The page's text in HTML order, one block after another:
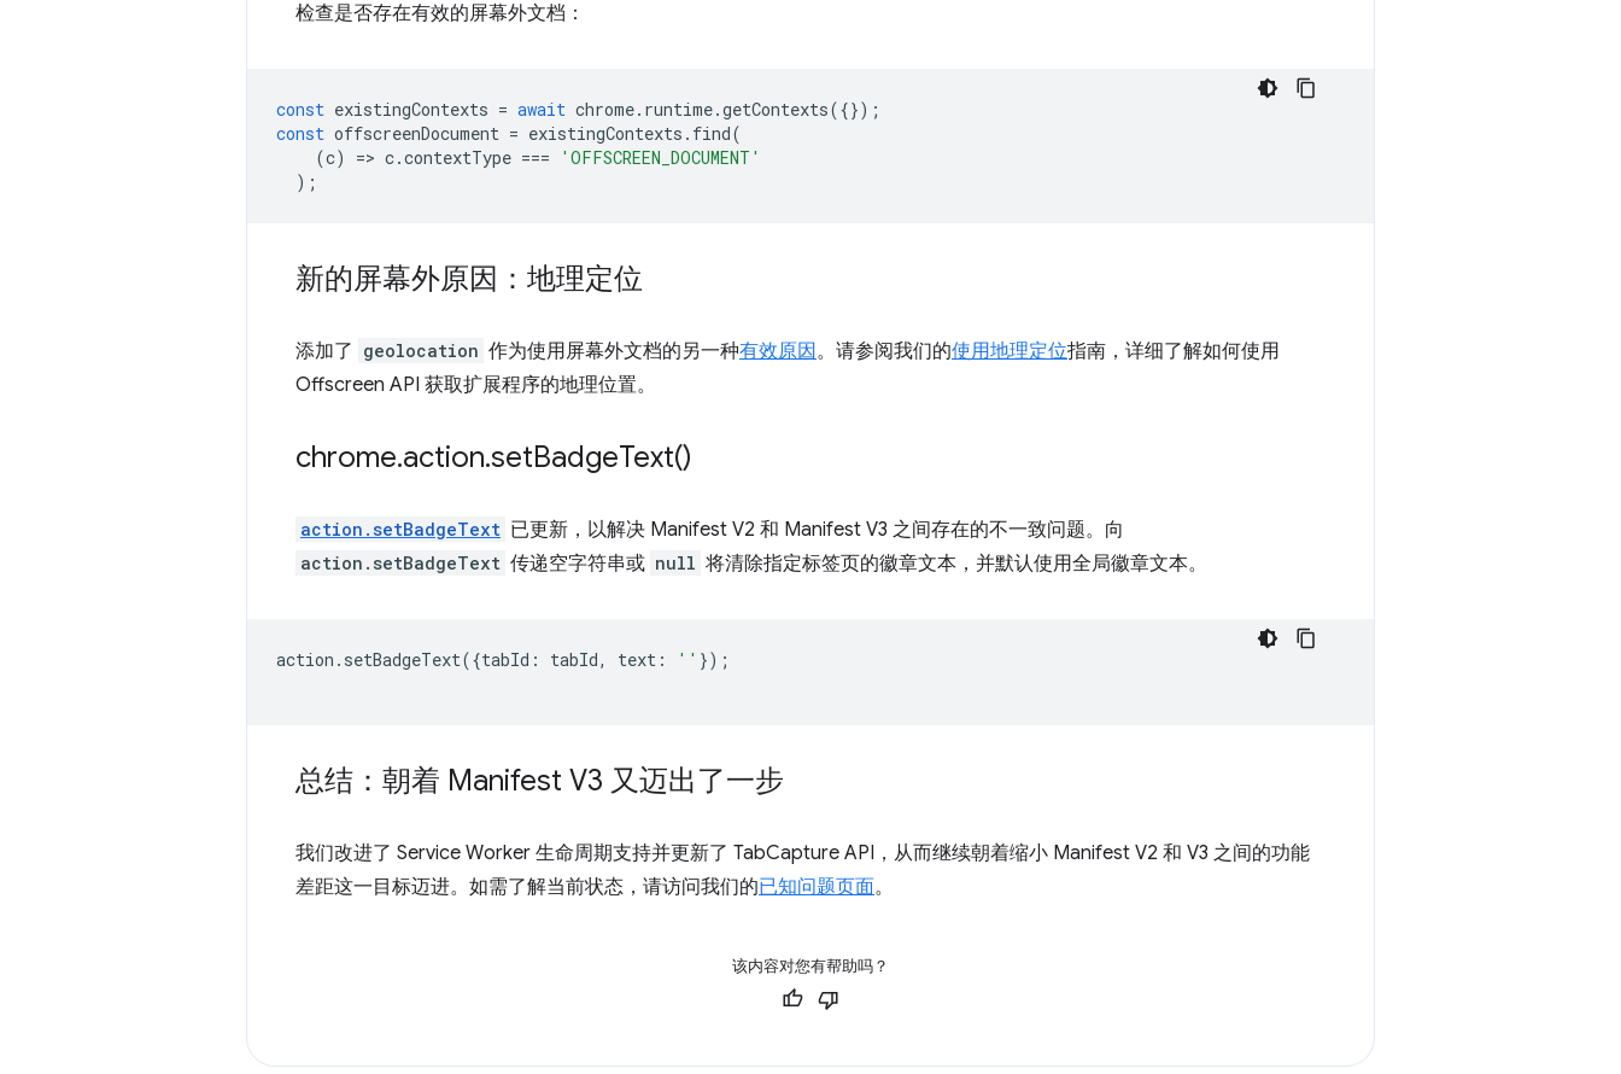
检查是否存在有效的屏幕外文档：
const existingContexts = await chrome. runtime.getContexts({});
const offscreenDocument = existingContexts . find(
(c) => c.contextType ===
'OFFSCREEN_DOCUMENT'
);
新的屏幕外原因：地理定位
添加了 geolocation 作为使用屏幕外文档的另一种有效原因 。请参阅我们的使用地理定位指南，详细了解如何使用
Offscreen API 获取扩展程序的地理位置。
chrome.action.setBadgeText()
action.setBadgeText 已更新，以解决 Manifest V2 和 Manifest V3 之间存在的不一致问题。向
action.setBadgeText 传递空字符串或 null 将清除指定标签页的徽章文本，并默认使用全局徽章文本。
action . setBadgeText({tabId : tabId, text : '' });
总结：朝着 Manifest V3 又迈出了一步
我们改进了 Service Worker 生命周期支持并更新了 TabCapture API，从而继续朝着缩小 Manifest V2 和 V3 之间的功能
差距这一目标迈进。如需了解当前状态，请访问我们的已知问题页面。
该内容对您有帮助吗？